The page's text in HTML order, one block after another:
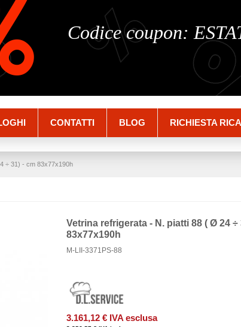
CONTATTI BLOG RICHIESTA
÷ 31) - cm 83x77x190h
Vetrina refrigerata - N. piatti 88 ( Ø 24 ÷
83x77x190h
M-LII-3371PS-88
3.161,12 € IVA esclusa
%
Codice coupon: